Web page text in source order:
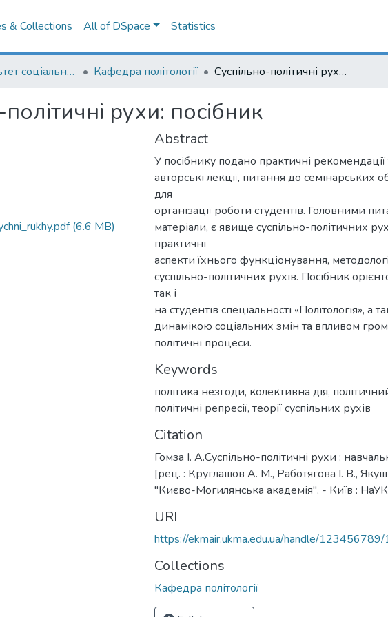
& Collections All of DSpace Statistics
006. Факультет соціальних наук і соціальних технологій Кафедра політології Суспільно-політичні рухи: посібник
рухи: посібник
(6.6 MB)
Abstract
У посібнику подано практичні рекомендації
авторські лекції, питання до семінарських
для
організації роботи студентів. Головними
матеріали, є явище суспільно-політичних
практичні
аспекти їхнього функціонування,
суспільно-політичних рухів. Посібник
так і
на студентів спеціальності «Політологія», а
динамікою соціальних змін та впливом
політичні процеси.
Keywords
політика незгоди, колективна дія,
політичні репресії, теорії суспільних рухів
Citation
Гомза І. А.Суспільно-політичні рухи :
[рец. : Круглашов А. М., Работягова І. В.,
"Києво-Могилянська академія". - Київ :
URI
https://ekmair.ukma.edu.ua/handle/
Collections
Кафедра політології